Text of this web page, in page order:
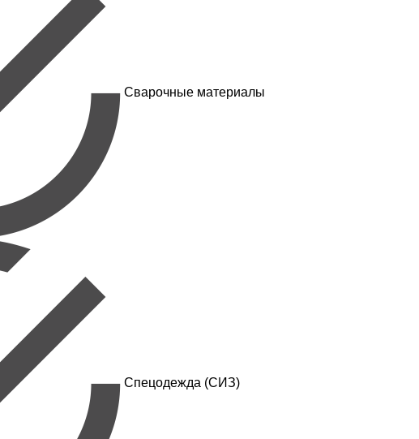
Сварочные материалы
Спецодежда (СИЗ)